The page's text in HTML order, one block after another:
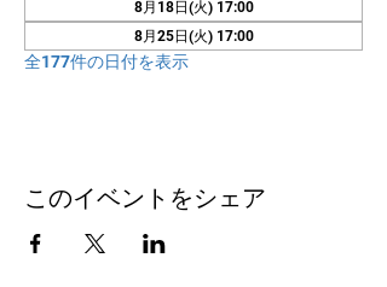
8月18日(火) 17:00
8月25日(火) 17:00
全177件の日付を表示
このイベントをシェア